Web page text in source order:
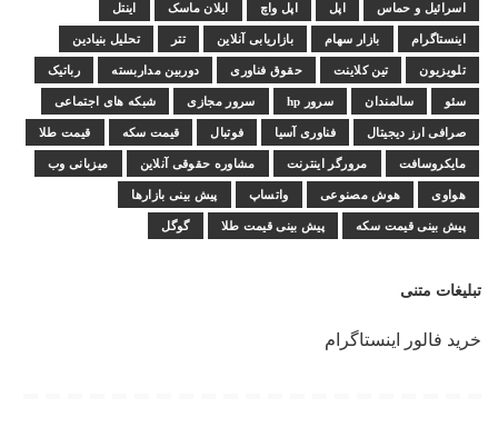
اسرائیل و حماس اپل اپل واچ ایلان ماسک اینتل
اینستاگرام بازار سهام بازاریابی آنلاین تتر تحلیل بنیادین
تلویزیون تین کلاینت حقوق فناوری دوربین مداربسته رباتیک
سئو سالمندان سرور hp سرور مجازی شبکه های اجتماعی
صرافی ارز دیجیتال فناوری آسیا فوتبال قیمت سکه قیمت طلا
مایکروسافت مرورگر اینترنت مشاوره حقوقی آنلاین میزبانی وب
هواوی هوش مصنوعی واتساپ پیش بینی بازارها
پیش بینی قیمت سکه پیش بینی قیمت طلا گوگل
تبلیغات متنی
خرید فالور اینستاگرام